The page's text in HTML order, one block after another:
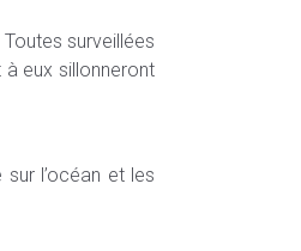
surveillées
eux sillonneront
l’océan et les